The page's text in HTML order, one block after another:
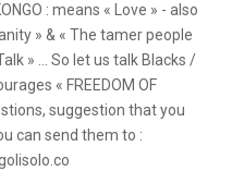
: means « Love » - also
» & « The tamer people
» ... So let us talk Blacks /
« FREEDOM OF
suggestion that you
can send them to :